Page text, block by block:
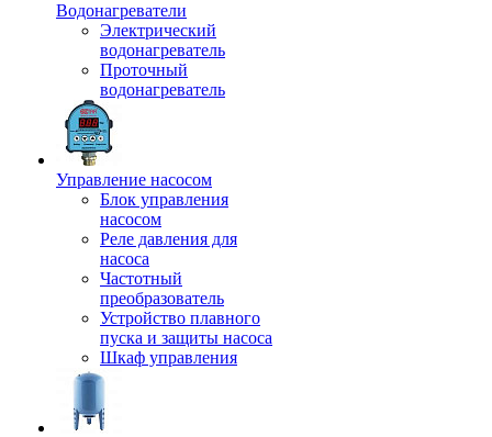
Водонагреватели
Электрический
водонагреватель
Проточный
водонагреватель
Управление насосом
Блок управления
насосом
Реле давления для
насоса
Частотный
преобразователь
Устройство плавного
пуска и защиты насоса
Шкаф управления